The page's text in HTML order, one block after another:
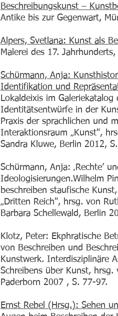
Beschreibungskunst –
Antike bis zur Gegenwart,
Alpers, Svetlana: Kunst als
Malerei des 17.
Schürmann, Anja:
Identifikation und
Lokaldeixis im
Identitätsentwürfe in der
Praxis der sprachlichen und
Interaktionsraum „Kunst",
Sandra Kluwe, Berlin 2012,
Schürmann, Anja: ‚Rechte’
Ideologisierungen.Wilhelm
beschreiben staufische
„Dritten Reich", hrsg. von
Barbara Schellewald, Berlin
Klotz, Peter: Ekphratische
von Beschreiben und
Kunstwerk. Interdisziplinäre
Schreibens über Kunst, hrsg.
Paderborn 2007 , S. 77-97.
Ernst Rebel (Hrsg.): Sehen